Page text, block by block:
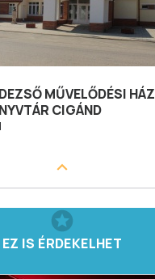
MŰVELŐDÉSI HÁZ
CIGÁND
EZ IS ÉRDEKELHET